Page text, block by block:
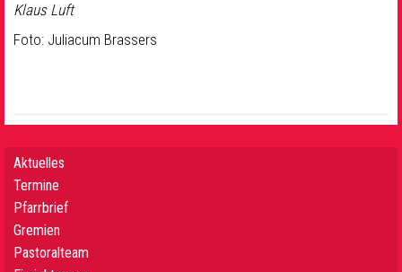
Klaus Luft
Foto: Juliacum Brassers
Aktuelles
Termine
Pfarrbrief
Gremien
Pastoralteam